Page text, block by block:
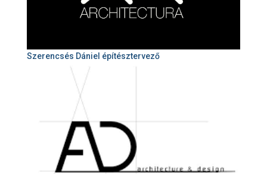
Szerencsés Dániel építésztervező